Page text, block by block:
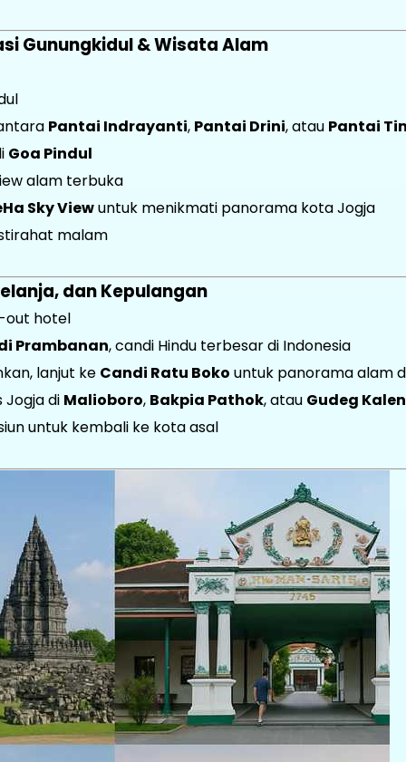
Gunungkidul & Wisata Alam
Pantai Indrayanti, Pantai Drini, atau Pantai
Goa Pindul
alam terbuka
Sky Viewuntuk menikmati panorama kota Jogja
malam
dan Kepulangan
out hotel
Prambanan, candi Hindu terbesar di Indonesia
lanjut ke Candi Ratu Boko untuk panorama alam
Jogja di Malioboro, Bakpia Pathok, atau Gudeg
untuk kembali ke kota asal